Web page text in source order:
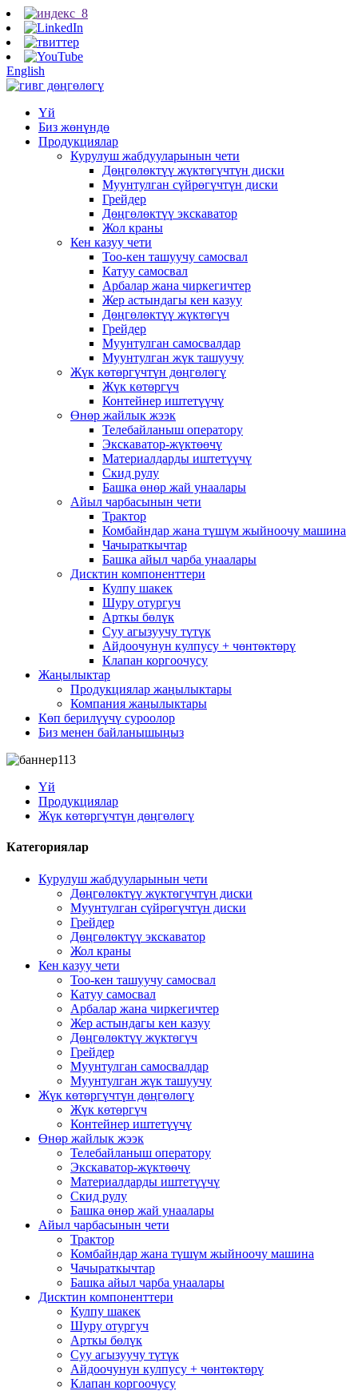
English
Үй
Биз жөнүндө
Продукциялар
Курулуш жабдууларынын чети
Дөңгөлөктүү жүктөгүчтүн диски
Муунтулган сүйрөгүчтүн диски
Грейдер
Дөңгөлөктүү экскаватор
Жол краны
Кен казуу чети
Тоо-кен ташуучу самосвал
Катуу самосвал
Арбалар жана чиркегичтер
Жер астындагы кен казуу
Дөңгөлөктүү жүктөгүч
Грейдер
Муунтулган самосвалдар
Муунтулган жүк ташуучу
Жүк көтөргүчтүн дөңгөлөгү
Жүк көтөргүч
Контейнер иштетүүчү
Өнөр жайлык жээк
Телебайланыш оператору
Экскаватор-жүктөөчү
Материалдарды иштетүүчү
Скид рулу
Башка өнөр жай унаалары
Айыл чарбасынын чети
Трактор
Комбайндар жана түшүм жыйноочу машина
Чачыраткычтар
Башка айыл чарба унаалары
Дисктин компоненттери
Кулпу шакек
Шуру отургуч
Арткы бөлүк
Суу агызуучу түтүк
Айдоочунун кулпусу + чөнтөктөрү
Клапан коргоочусу
Жаңылыктар
Продукциялар жаңылыктары
Компания жаңылыктары
Көп берилүүчү суроолор
Биз менен байланышыңыз
Үй
Продукциялар
Жүк көтөргүчтүн дөңгөлөгү
Категориялар
Курулуш жабдууларынын чети
Дөңгөлөктүү жүктөгүчтүн диски
Муунтулган сүйрөгүчтүн диски
Грейдер
Дөңгөлөктүү экскаватор
Жол краны
Кен казуу чети
Тоо-кен ташуучу самосвал
Катуу самосвал
Арбалар жана чиркегичтер
Жер астындагы кен казуу
Дөңгөлөктүү жүктөгүч
Грейдер
Муунтулган самосвалдар
Муунтулган жүк ташуучу
Жүк көтөргүчтүн дөңгөлөгү
Жүк көтөргүч
Контейнер иштетүүчү
Өнөр жайлык жээк
Телебайланыш оператору
Экскаватор-жүктөөчү
Материалдарды иштетүүчү
Скид рулу
Башка өнөр жай унаалары
Айыл чарбасынын чети
Трактор
Комбайндар жана түшүм жыйноочу машина
Чачыраткычтар
Башка айыл чарба унаалары
Дисктин компоненттери
Кулпу шакек
Шуру отургуч
Арткы бөлүк
Суу агызуучу түтүк
Айдоочунун кулпусу + чөнтөктөрү
Клапан коргоочусу